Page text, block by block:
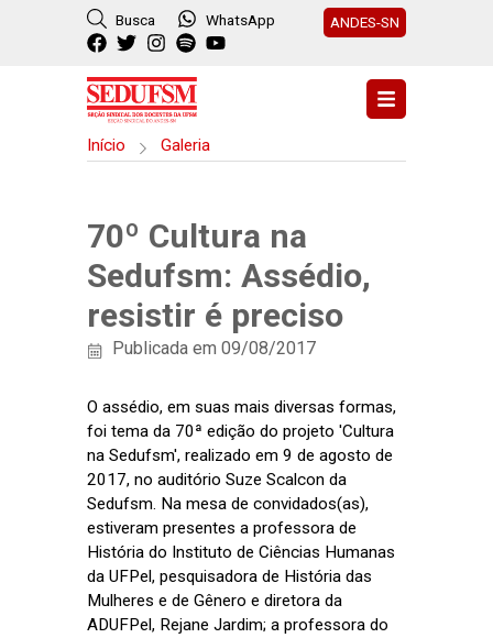
Busca WhatsApp ANDES-SN
Início Galeria
70º Cultura na
Sedufsm: Assédio,
resistir é preciso
Publicada em 09/08/2017
O assédio, em suas mais diversas formas,
foi tema da 70ª edição do projeto 'Cultura
na Sedufsm', realizado em 9 de agosto de
2017, no auditório Suze Scalcon da
Sedufsm. Na mesa de convidados(as),
estiveram presentes a professora de
História do Instituto de Ciências Humanas
da UFPel, pesquisadora de História das
Mulheres e de Gênero e diretora da
ADUFPel, Rejane Jardim; a professora do